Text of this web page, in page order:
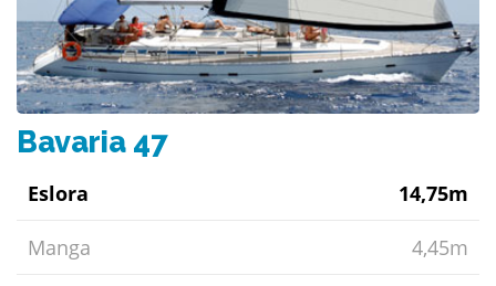
Bavaria 47
Eslora 14,75m
Manga 4,45m